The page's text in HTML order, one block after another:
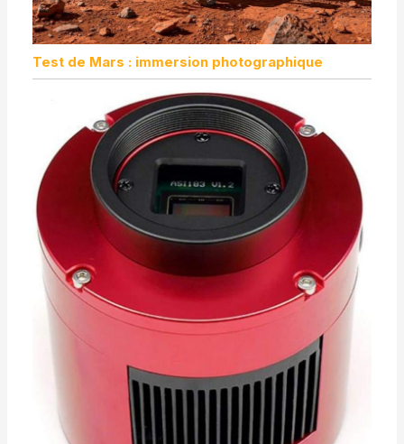
Test de Mars : immersion photographique